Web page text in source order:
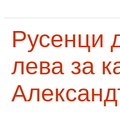
Русенци
лева за